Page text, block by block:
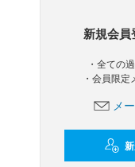
新規会員
・全ての
・会員限
メ